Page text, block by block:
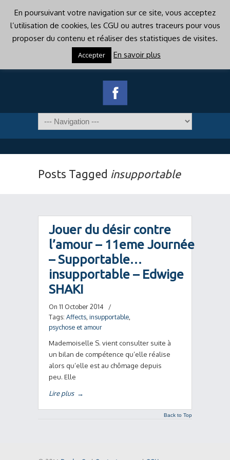
Posts Tagged insupportable
Jouer du désir contre
l’amour – 11eme Journée
– Supportable…
insupportable – Edwige
SHAKI
On 11 October 2014
/
Tags: Affects insupportable
psychose et amour
Mademoiselle S. vient consulter suite à
un bilan de compétence qu’elle réalise
alors qu’elle est au chômage depuis
peu. Elle
Lire plus →
Back to Top
En poursuivant votre navigation sur ce site, vous acceptez
l’utilisation de cookies, les CGU ou autres traceurs pour vous
proposer du contenu et réaliser des statistiques de visites.
Accepter En savoir plus